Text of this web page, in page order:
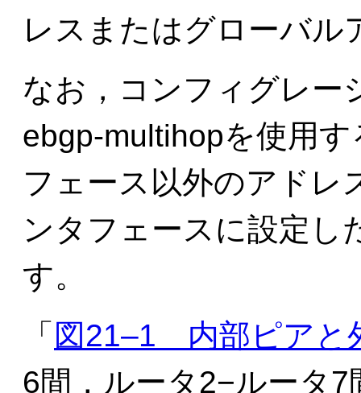
レスまたはグローバル
なお，コンフィグレー
ebgp-multihopを使用
フェース以外のアドレ
ンタフェースに設定し
す。
「 図21‒1 内部ピアと
6間，ルータ2−ルータ